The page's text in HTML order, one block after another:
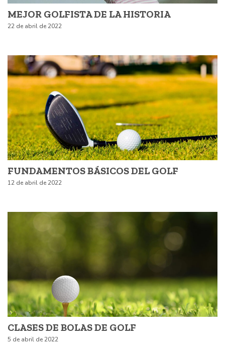
MEJOR GOLFISTA DE LA HISTORIA
22 de abril de 2022
FUNDAMENTOS BÁSICOS DEL GOLF
12 de abril de 2022
CLASES DE BOLAS DE GOLF
5 de abril de 2022